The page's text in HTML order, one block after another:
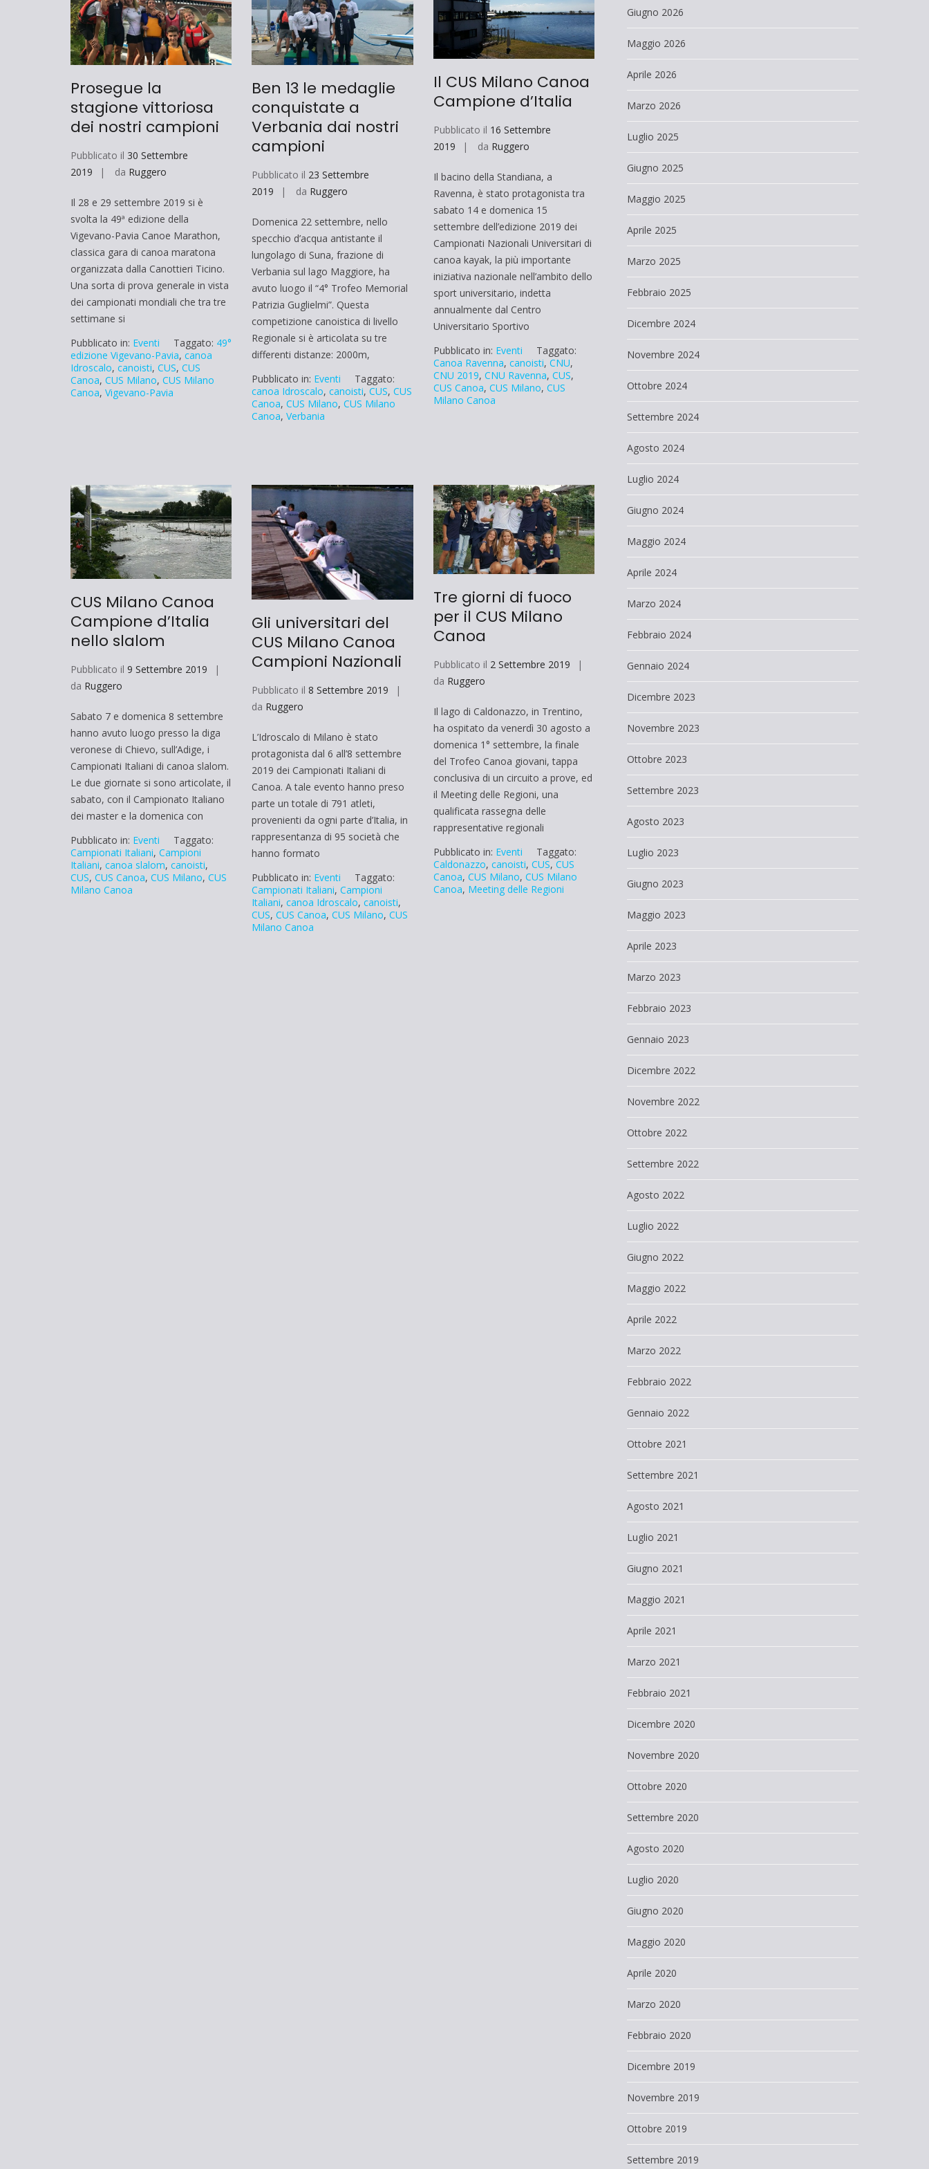
Prosegue la
stagione vittoriosa
dei nostri campioni
Pubblicato il 30 Settembre
2019
da Ruggero
Il 28 e 29 settembre 2019 si è
svolta la 49ª edizione della
Vigevano-Pavia Canoe Marathon,
classica gara di canoa maratona
organizzata dalla Canottieri Ticino.
Una sorta di prova generale in vista
dei campionati mondiali che tra tre
settimane si
Pubblicato in: Eventi Taggato: 49°
edizione Vigevano-Pavia, canoa
Idroscalo, canoisti, CUS, CUS
Canoa, CUS Milano, CUS Milano
Canoa, Vigevano-Pavia
Ben 13 le medaglie
conquistate a
Verbania dai nostri
campioni
Pubblicato il 23 Settembre
2019
da Ruggero
Domenica 22 settembre, nello
specchio d’acqua antistante il
lungolago di Suna, frazione di
Verbania sul lago Maggiore, ha
avuto luogo il “4° Trofeo Memorial
Patrizia Guglielmi”. Questa
competizione canoistica di livello
Regionale si è articolata su tre
differenti distanze: 2000m,
Pubblicato in: Eventi
Taggato:
canoa Idroscalo,canoisti,CUS,CUS
Canoa,CUS Milano,CUS Milano
Canoa,Verbania
Il CUS Milano Canoa
Campione d’Italia
Pubblicato il 16 Settembre
2019
da Ruggero
Il bacino della Standiana, a
Ravenna, è stato protagonista tra
sabato 14 e domenica 15
settembre dell’edizione 2019 dei
Campionati Nazionali Universitari di
canoa kayak, la più importante
iniziativa nazionale nell’ambito dello
sport universitario, indetta
annualmente dal Centro
Universitario Sportivo
Pubblicato in: Eventi
Taggato:
Canoa Ravenna, canoisti, CNU,
CNU 2019, CNU Ravenna, CUS,
CUS Canoa, CUS Milano, CUS
Milano Canoa
CUS Milano Canoa
Campione d’Italia
nello slalom
Pubblicato il 9 Settembre 2019
da Ruggero
Sabato 7 e domenica 8 settembre
hanno avuto luogo presso la diga
veronese di Chievo, sull’Adige, i
Campionati Italiani di canoa slalom.
Le due giornate si sono articolate, il
sabato, con il Campionato Italiano
dei master e la domenica con
Pubblicato in: Eventi
Taggato:
Campionati Italiani, Campioni
Italiani, canoa slalom, canoisti,
CUS, CUS Canoa, CUS Milano, CUS
Milano Canoa
Gli universitari del
CUS Milano Canoa
Campioni Nazionali
Pubblicato il8 Settembre 2019
da Ruggero
L’Idroscalo di Milano è stato
protagonista dal 6 all’8 settembre
2019 dei Campionati Italiani di
Canoa. A tale evento hanno preso
parte un totale di 791 atleti,
provenienti da ogni parte d’Italia, in
rappresentanza di 95 società che
hanno formato
Pubblicato in: Eventi
Taggato:
Campionati Italiani,Campioni
Italiani,canoa Idroscalo,canoisti,
CUS,CUS Canoa,CUS Milano,CUS
Milano Canoa
Tre giorni di fuoco
per il CUS Milano
Canoa
Pubblicato il 2 Settembre 2019
da Ruggero
Il lago di Caldonazzo, in Trentino,
ha ospitato da venerdì 30 agosto a
domenica 1° settembre, la finale
del Trofeo Canoa giovani, tappa
conclusiva di un circuito a prove, ed
il Meeting delle Regioni, una
qualificata rassegna delle
rappresentative regionali
Pubblicato in: Eventi
Taggato:
Caldonazzo, canoisti, CUS, CUS
Canoa, CUS Milano, CUS Milano
Canoa, Meeting delle Regioni
Giugno 2026
Maggio 2026
Aprile 2026
Marzo 2026
Luglio 2025
Giugno 2025
Maggio 2025
Aprile 2025
Marzo 2025
Febbraio 2025
Dicembre 2024
Novembre 2024
Ottobre 2024
Settembre 2024
Agosto 2024
Luglio 2024
Giugno 2024
Maggio 2024
Aprile 2024
Marzo 2024
Febbraio 2024
Gennaio 2024
Dicembre 2023
Novembre 2023
Ottobre 2023
Settembre 2023
Agosto 2023
Luglio 2023
Giugno 2023
Maggio 2023
Aprile 2023
Marzo 2023
Febbraio 2023
Gennaio 2023
Dicembre 2022
Novembre 2022
Ottobre 2022
Settembre 2022
Agosto 2022
Luglio 2022
Giugno 2022
Maggio 2022
Aprile 2022
Marzo 2022
Febbraio 2022
Gennaio 2022
Ottobre 2021
Settembre 2021
Agosto 2021
Luglio 2021
Giugno 2021
Maggio 2021
Aprile 2021
Marzo 2021
Febbraio 2021
Dicembre 2020
Novembre 2020
Ottobre 2020
Settembre 2020
Agosto 2020
Luglio 2020
Giugno 2020
Maggio 2020
Aprile 2020
Marzo 2020
Febbraio 2020
Dicembre 2019
Novembre 2019
Ottobre 2019
Settembre 2019